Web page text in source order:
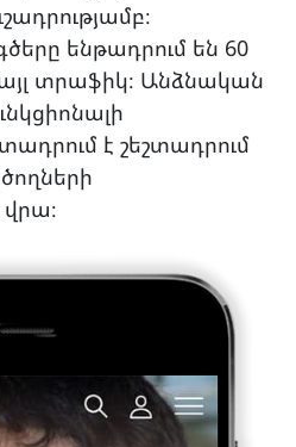
ենթադրում են 60
տրաֆիկ։ Անձնական
է շեշտադրում